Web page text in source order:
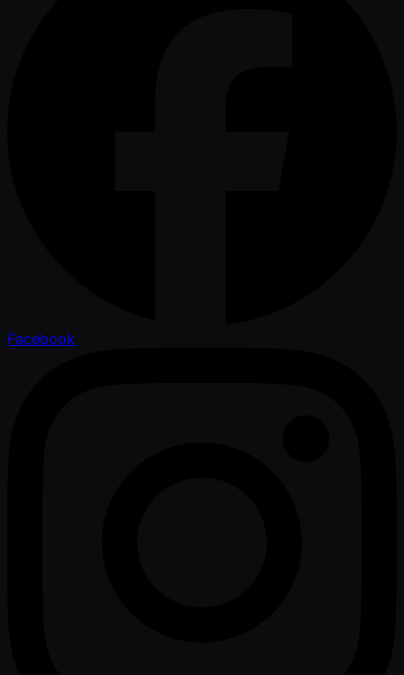
Facebook